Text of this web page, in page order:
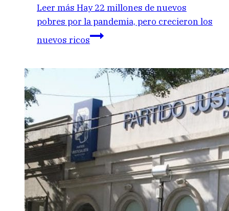
Leer más Hay 22 millones de nuevos
pobres por la pandemia, pero crecieron los
nuevos ricos